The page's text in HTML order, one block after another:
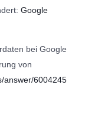
Google
bei Google
von
answer/6004245